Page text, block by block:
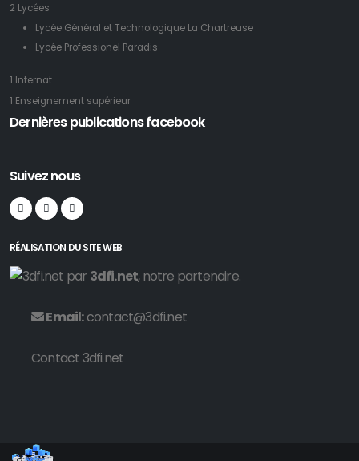
2 Lycées
Lycée Général et Technologique La Chartreuse
Lycée Professionel Paradis
1 Internat
1 Enseignement supérieur
Dernières publications facebook
Suivez nous
RÉALISATION DU SITE WEB
par 3dfi.net, notre partenaire.
Email:contact@3dfi.net
Contact 3dfi.net